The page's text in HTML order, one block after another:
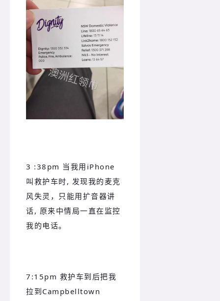
3 :38pm 当我用iPhone
叫救护车时, 发现我的麦克
风失灵，只能用扩音器讲
话, 原来中情局一直在监控
我的电话。
7:15pm 救护车到后把我
拉到Campbelltown